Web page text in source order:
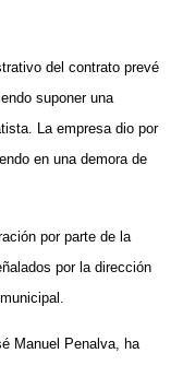
del contrato prevé
suponer una
La empresa dio por
en una demora de
por parte de la
por la dirección
Manuel Penalva, ha